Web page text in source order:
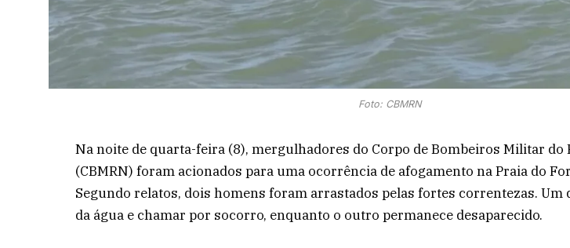
Foto: CBMRN
Na noite de quarta-feira (8), mergulhadores do Corpo de Bombeiros Militar do
(CBMRN) foram acionados para uma ocorrência de afogamento na Praia do
Segundo relatos, dois homens foram arrastados pelas fortes correntezas. Um
da água e chamar por socorro, enquanto o outro permanece desaparecido.